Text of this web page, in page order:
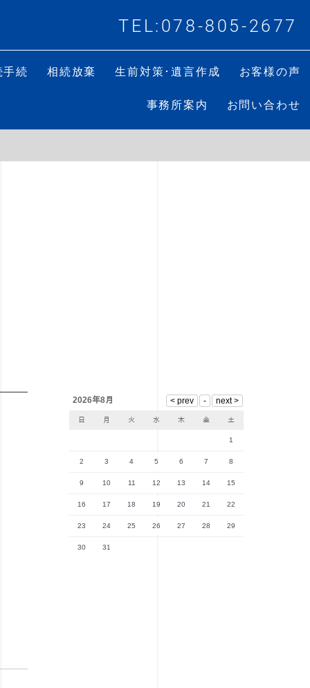
TEL:078-805-2677
手続 相続放棄 生前対策･遺言作成 お客様の声
事務所案内 お問い合わせ
2026年8月
日 月 火 水 木 金 土
1
2 3 4 5 6 7 8
9 10 11 12 13 14 15
16 17 18 19 20 21 22
23 24 25 26 27 28 29
30 31